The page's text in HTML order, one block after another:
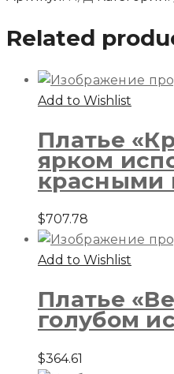
Related
Add to Wishlist
Платье
ярком
красными
$707.78
Add to Wishlist
Платье
голубом
$364.61